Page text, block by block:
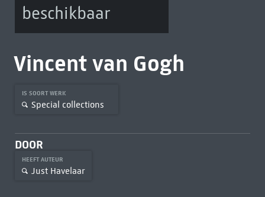
beschikbaar
Vincent van Gogh
IS SOORT WERK
Special collections
DOOR
HEEFT AUTEUR
Just Havelaar